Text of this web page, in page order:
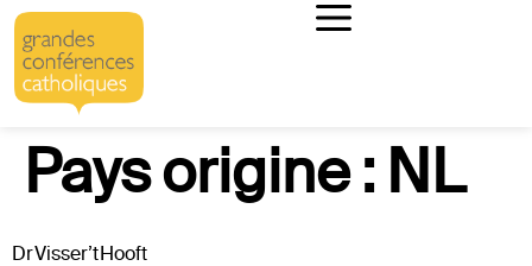
Pays origine : NL
Dr Visser’t Hooft